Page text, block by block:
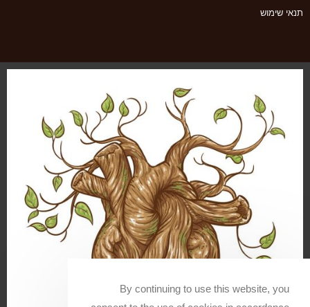
תנאי שימוש
By continuing to use this website, you